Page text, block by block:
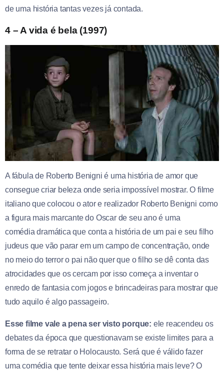
de uma história tantas vezes já contada.
4 – A vida é bela (1997)
A fábula de Roberto Benigni é uma história de amor que
consegue criar beleza onde seria impossível mostrar. O filme
italiano que colocou o ator e realizador Roberto Benigni como
a figura mais marcante do Oscar de seu ano é uma
comédia dramática que conta a história de um pai e seu filho
judeus que vão parar em um campo de concentração, onde
no meio do terror o pai não quer que o filho se dê conta das
atrocidades que os cercam por isso começa a inventar o
enredo de fantasia com jogos e brincadeiras para mostrar que
tudo aquilo é algo passageiro.
Esse filme vale a pena ser visto porque: ele reacendeu os
debates da época que questionavam se existe limites para a
forma de se retratar o Holocausto. Será que é válido fazer
uma comédia que tente deixar essa história mais leve? O